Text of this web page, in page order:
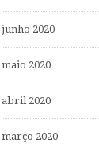
junho 2020
maio 2020
abril 2020
março 2020